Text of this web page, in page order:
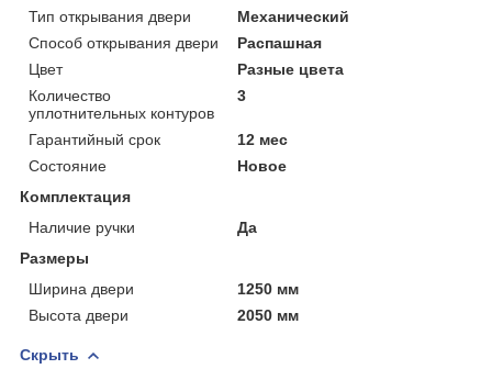
Тип открывания двери
Механический
Способ открывания двери
Распашная
Цвет
Разные цвета
Количество
уплотнительных контуров
3
Гарантийный срок
12 мес
Состояние
Новое
Комплектация
Наличие ручки
Да
Размеры
Ширина двери
1250 мм
Высота двери
2050 мм
Скрыть